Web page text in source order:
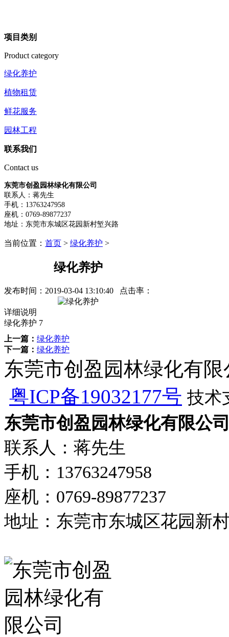
项目类别
Product category
绿化养护
植物租赁
鲜花服务
园林工程
联系我们
Contact us
东莞市创盈园林绿化有限公司
联系人：蒋先生
手机：13763247958
座机：0769-89877237
地址：东莞市东城区花园新村堑兴路
当前位置： 首页 > 绿化养护 >
绿化养护
发布时间： 2019-03-04 13:10:40 点击率：
详细说明
绿化养护 7
上一篇： 绿化养护
下一篇： 绿化养护
东莞市创盈园林绿化有
粤ICP备19032177号 技术
东莞市创盈园林绿化有限公
联系人：蒋先生
手机：13763247958
座机：0769-89877237
地址：东莞市东城区花园新